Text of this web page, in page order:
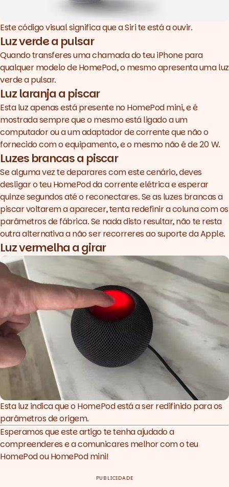
Este código visual significa que a Siri te está a ouvir.
Luz verde a pulsar
Quando transferes uma chamada do teu iPhone para
qualquer modelo de HomePod, o mesmo apresenta uma luz
verde a pulsar.
Luz laranja a piscar
Esta luz apenas está presente no HomePod mini, e é
mostrada sempre que o mesmo está ligado a um
computador ou a um adaptador de corrente que não o
fornecido com o equipamento, e o mesmo não é de 20 W.
Luzes brancas a piscar
Se alguma vez te deparares com este cenário, deves
desligar o teu HomePod da corrente elétrica e esperar
quinze segundos até o reconectares. Se as luzes brancas a
piscar voltarem a aparecer, tenta redefinir a coluna com os
parâmetros de fábrica. Se nada disto resultar, não te resta
outra alternativa a não ser recorreres ao suporte da Apple.
Luz vermelha a girar
Esta luz indica que o HomePod está a ser redifinido para os
parâmetros de origem.
Esperamos que este artigo te tenha ajudado a
compreenderes e a comunicares melhor com o teu
HomePod ou HomePod mini!
PUBLICIDADE